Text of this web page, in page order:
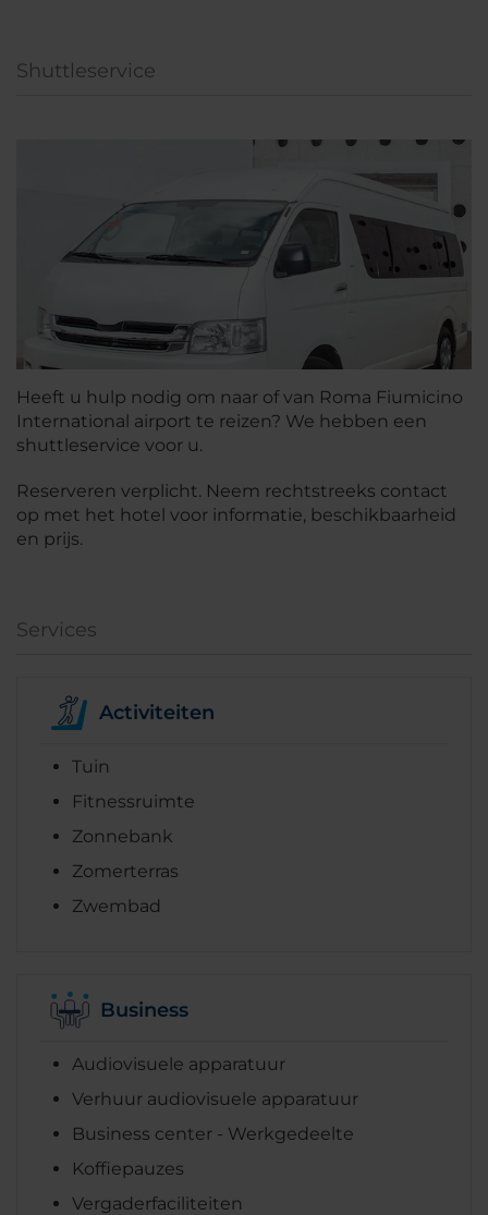
Shuttleservice
Heeft u hulp nodig om naar of van Roma Fiumicino
International airport te reizen? We hebben een
shuttleservice voor u.
Reserveren verplicht. Neem rechtstreeks contact
op met het hotel voor informatie, beschikbaarheid
en prijs.
Services
Activiteiten
Tuin
Fitnessruimte
Zonnebank
Zomerterras
Zwembad
Business
Audiovisuele apparatuur
Verhuur audiovisuele apparatuur
Business center - Werkgedeelte
Koffiepauzes
Vergaderfaciliteiten